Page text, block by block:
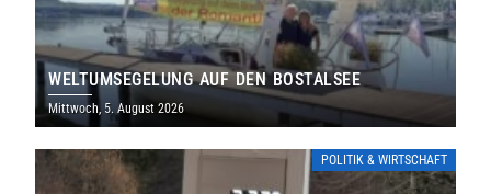
WELTUMSEGELUNG AUF DEN BOSTALSEE
Mittwoch, 5. August 2026
POLITIK & WIRTSCHAFT